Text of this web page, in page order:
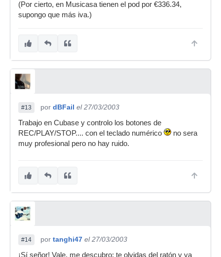
(Por cierto, en Musicasa tienen el pod por €336.34,
supongo que más iva.)
#13 por dBFail el 27/03/2003
Trabajo en Cubase y controlo los botones de
REC/PLAY/STOP.... con el teclado numérico
no sera
muy profesional pero no hay ruido.
#14 por tanghi47 el 27/03/2003
¡Sí señor! Vale, me descubro: te olvidas del ratón y ya